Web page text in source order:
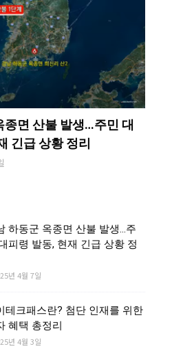
종면 산불 발생…주민 대
긴급 상황 정리
하동군 옥종면 산불 발생…주
피령 발동, 현재 긴급 상황 정
년 4월 7일
테크패스란? 첨단 인재를 위한
혜택 총정리
년 4월 3일